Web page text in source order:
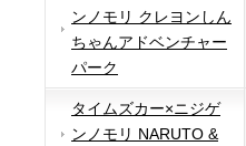
ンノモリ クレヨンしん
ちゃんアドベンチャー
パーク
タイムズカー×ニジゲ
ンノモリ NARUTO &